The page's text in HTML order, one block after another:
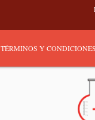
TÉRMINOS Y CONDICIONES